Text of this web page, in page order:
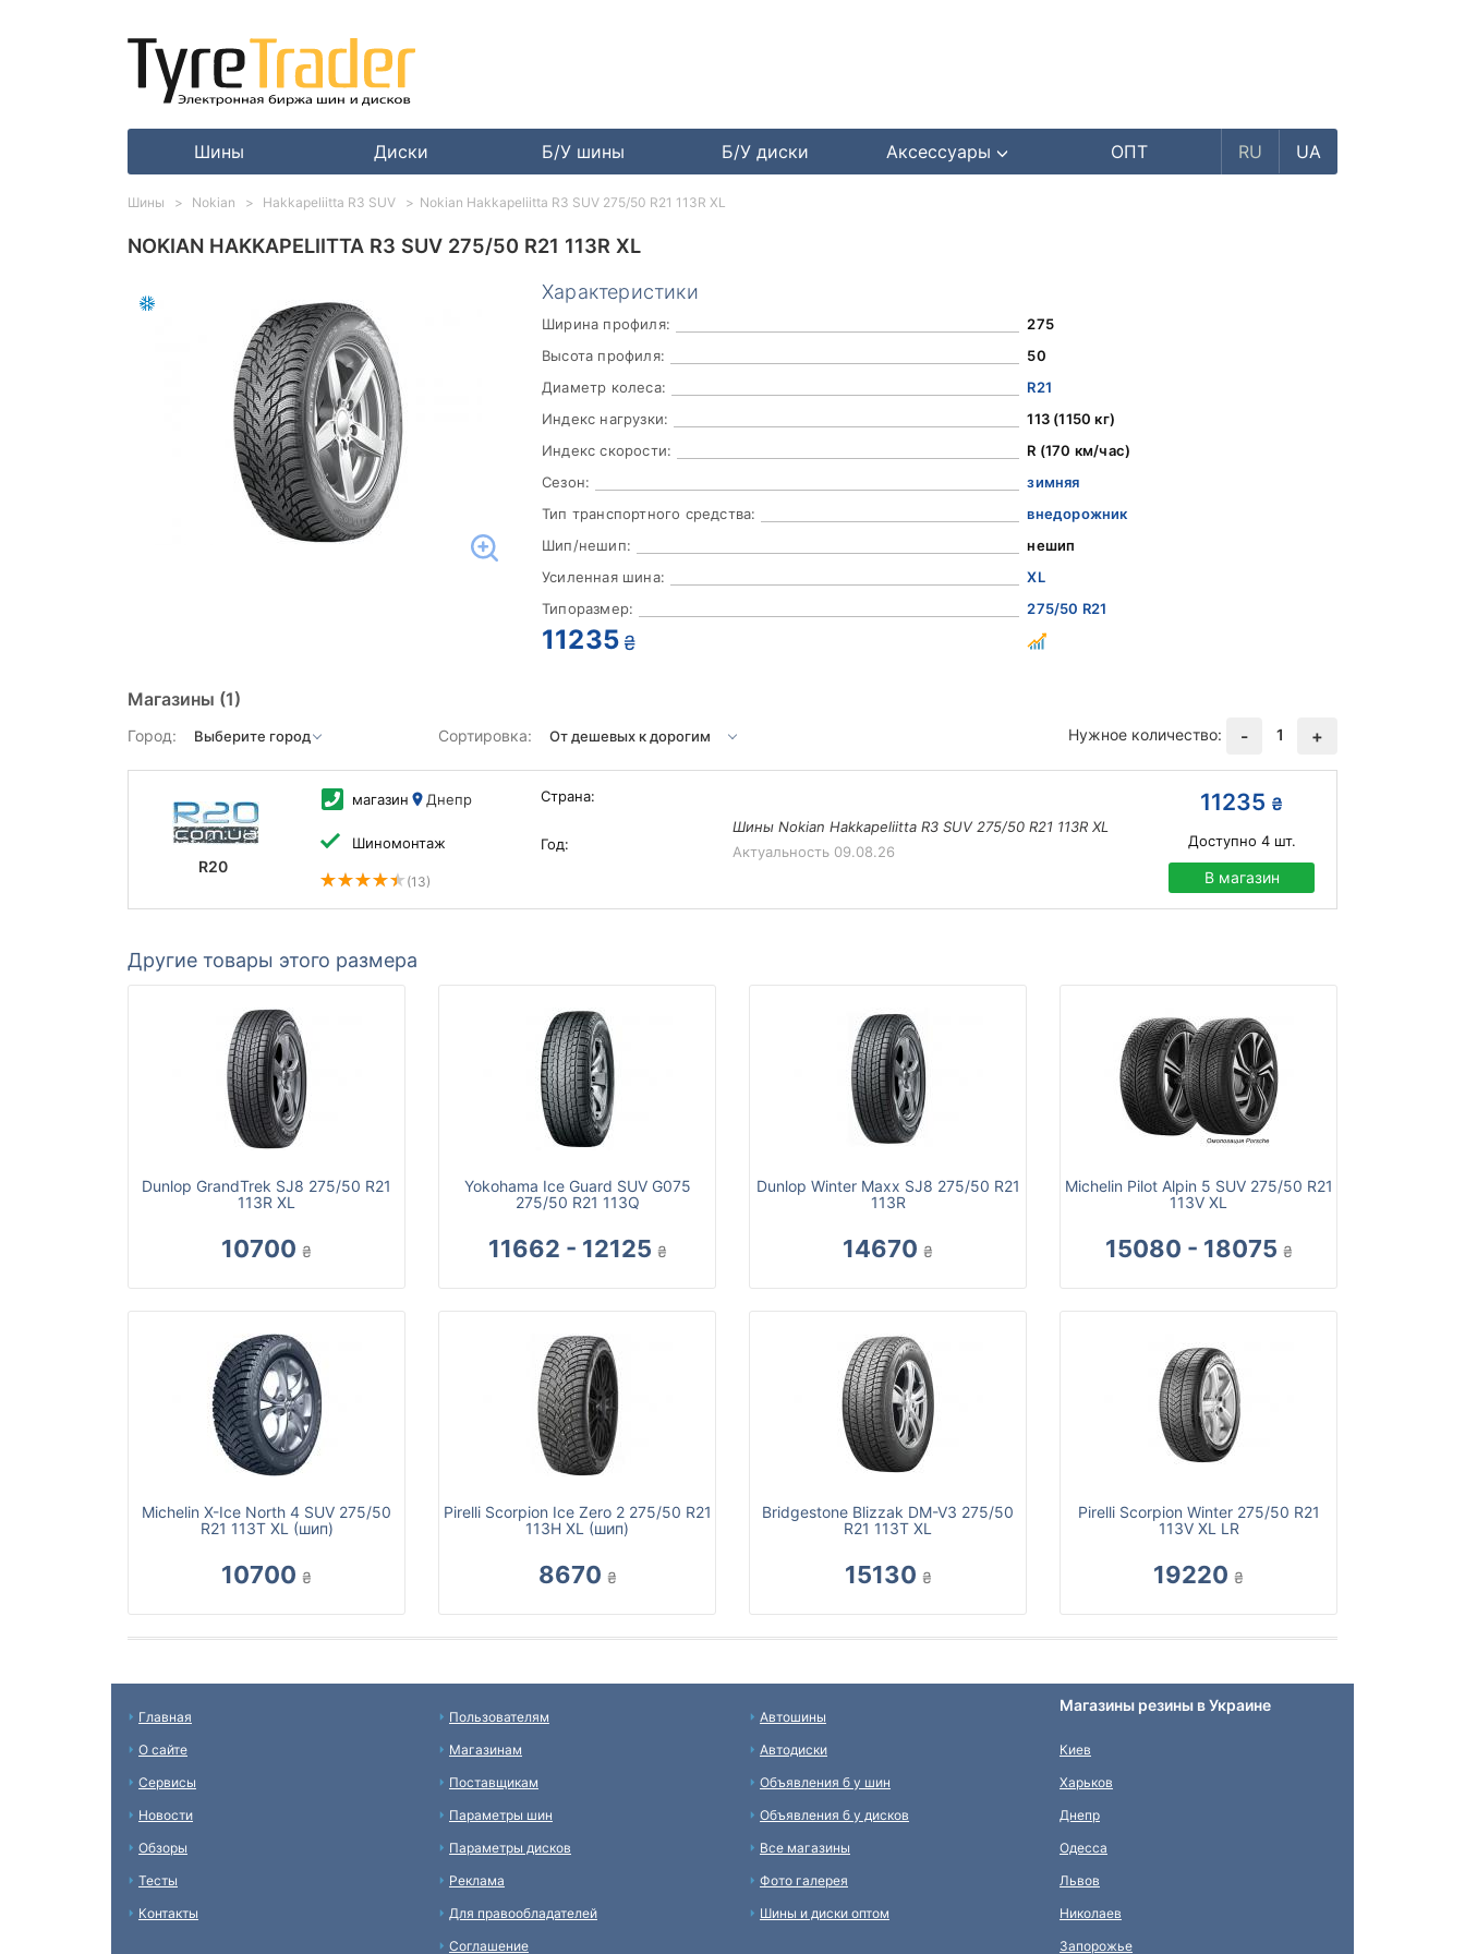
Шины Диски Б/У шины Б/У диски Аксессуары ОПТ RU UA
NOKIAN HAKKAPELIITTA R3 SUV 275/50 R21 113R XL
Характеристики
Ширина профиля:
275
Высота профиля:
50
Диаметр колеса:
R21
Индекс нагрузки:
113 (1150 кг)
Индекс скорости:
R (170 км/час)
Сезон:
зимняя
Тип транспортного средства:
внедорожник
Шип/нешип:
нешип
Усиленная шина:
XL
Типоразмер:
275/50 R21
11235 ₴
Магазины (1)
Город: Сортировка: Нужное количество: - 1 +
R20
магазин Днепр
Шиномонтаж
(13)
Страна:
Год:
Шины Nokian Hakkapeliitta R3 SUV 275/50 R21 113R XL
Актуальность 09.08.26
11235 ₴
Доступно 4шт.
В магазин
Другие товары этого размера
Dunlop GrandTrek SJ8 275/50 R21
113R XL
10700 ₴
Yokohama Ice Guard SUV G075
275/50 R21 113Q
11662 - 12125 ₴
Dunlop Winter Maxx SJ8 275/50 R21
113R
14670 ₴
Michelin Pilot Alpin 5 SUV 275/50 R21
113V XL
15080 - 18075 ₴
Michelin X-Ice North 4 SUV 275/50
R21 113T XL (шип)
10700 ₴
Pirelli Scorpion Ice Zero 2 275/50 R21
113H XL (шип)
8670 ₴
Bridgestone Blizzak DM-V3 275/50
R21 113T XL
15130 ₴
Pirelli Scorpion Winter 275/50 R21
113V XL LR
19220 ₴
Шины Nokian Hakkapeliitta R3 SUV Nokian Hakkapeliitta R3 SUV 275/50 R21 113R XL
Главная
О сайте
Сервисы
Новости
Обзоры
Тесты
Контакты
Пользователям
Магазинам
Поставщикам
Параметры шин
Параметры дисков
Реклама
Для правообладателей
Соглашение
Автошины
Автодиски
Объявления б у шин
Объявления б у дисков
Все магазины
Фото галерея
Шины и диски оптом
Магазины резины в Украине
Киев
Харьков
Днепр
Одесса
Львов
Николаев
Запорожье